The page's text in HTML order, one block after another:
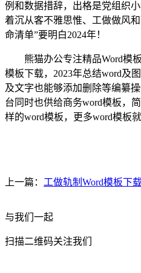
例和数据措辞，出格是党组织
着沉从客不雅思惟、工做做风
命清单”要明白2024年！
熊猫办公专注精品Word模板
模板下载，2023年总结word及
及文字也能够添加删除等编纂
台同时也供给商务word模板，
样的word模板，更多word模板
上一篇： 工做轨制Word模板下
与我们一起
扫描二维码关注我们